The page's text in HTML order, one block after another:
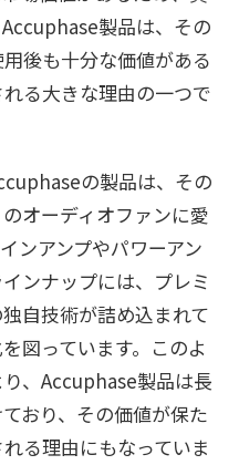
P-266
P-300S P-300X
P-
500L
P-550
P-4100 P-7000
P-7100
PRO-6
PRO-15
製品は、その
後も十分な価値がある
る大きな理由の一つで
の製品は、その
オーディオファンに愛
ンアンプやパワーアン
ンナップには、プレミ
自技術が詰め込まれて
図っています。このよ
、Accuphase製品は長
おり、その価値が保た
る理由にもなっていま